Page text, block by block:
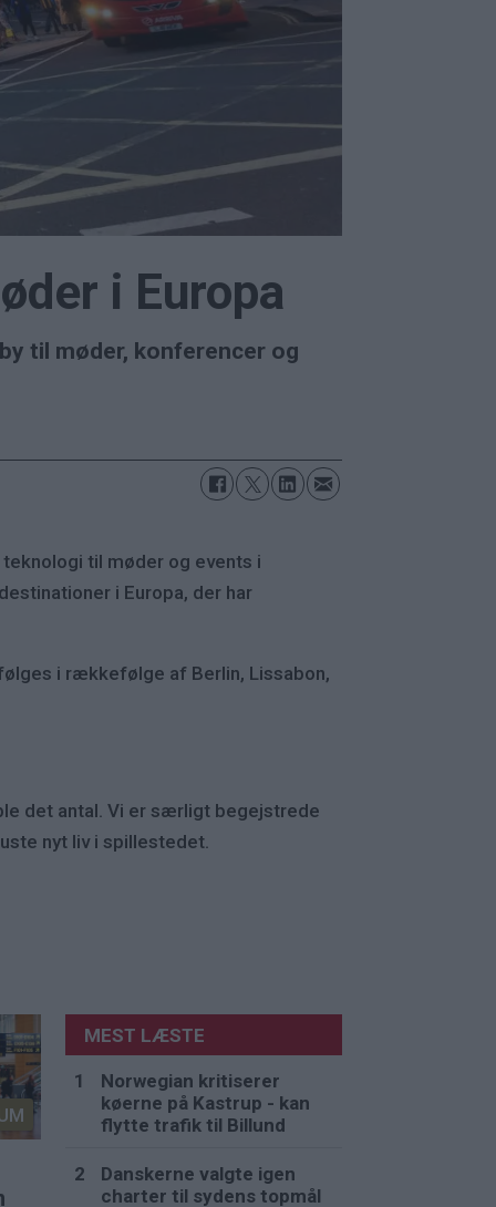
i Europa
til møder, konferencer og
til møder og events i
i Europa, der har
i rækkefølge af Berlin, Lissabon,
det antal. Vi er særligt begejstrede
nyt liv i spillestedet.
MEST LÆSTE
Norwegian kritiserer
køerne på Kastrup - kan
flytte trafik til Billund
Danskerne valgte igen
charter til sydens topmål